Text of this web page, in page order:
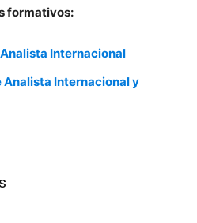
formativos:
Internacional
Internacional y